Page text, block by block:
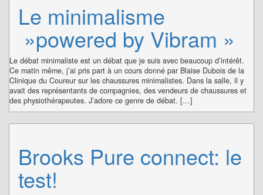
Le minimalisme
»powered by Vibram »
Le débat minimaliste est un débat que je suis avec beaucoup d’intérêt.
Ce matin même, j’ai pris part à un cours donné par Blaise Dubois de la
Clinique du Coureur sur les chaussures minimalistes. Dans la salle, il y
avait des représentants de compagnies, des vendeurs de chaussures et
des physiothérapeutes. J’adore ce genre de débat. […]
Brooks Pure connect: le
test!